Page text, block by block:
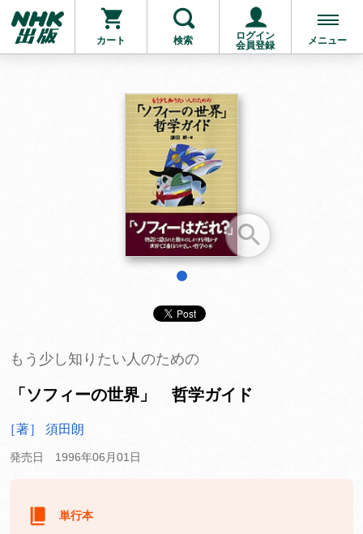
カート 検索
ログイン
会員登録
メニュー
お支払いに進む
他にも商品を買う
もう少し知りたい人のための
「ソフィーの世界」 哲学ガイド
［著］ 須田朗
発売日 1996年06月01日
単行本